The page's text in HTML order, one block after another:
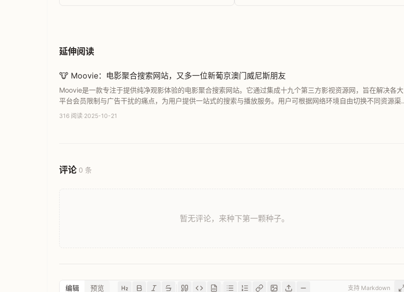
延伸阅读
🐮 Moovie：电影聚合搜索网站，又多一位新葡京澳门威尼斯朋友
Moovie是一款专注于提供纯净观影体验的电影聚合搜索网站。它通过集成十九个第三方影视资源网，旨在解决各大
平台会员限制与广告干扰的痛点，为用户提供一站式的搜索与播放服务。用户可根据网络环境自由切换不同资源渠
道，享受极致简便的影视查找与在线观看体验。
316 阅读·2025-10-21
评论 0 条
暂无评论，来种下第一颗种子。
编辑 预览 支持 Markdown